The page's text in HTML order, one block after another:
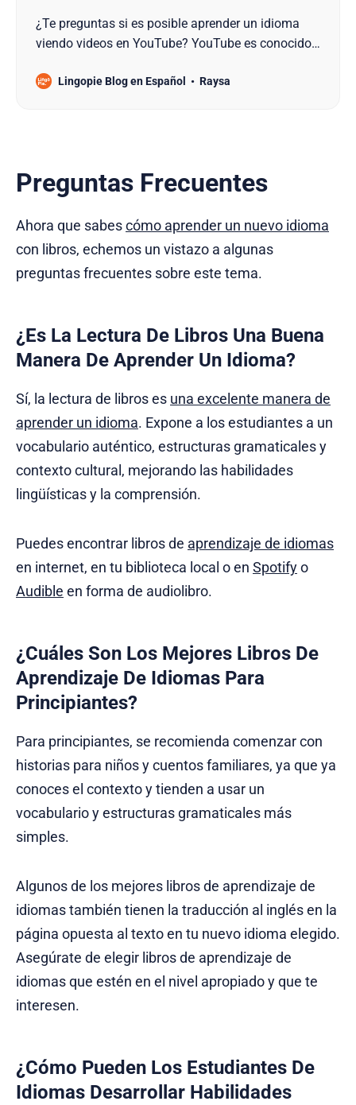
¿Te preguntas si es posible aprender un idioma
viendo videos en YouTube? YouTube es conocido
hacerlo” y sus videos sobre casi cualquier cosa.
Lingopie Blog en Español Raysa
Preguntas Frecuentes
Ahora que sabescómo aprender un nuevo idioma
con libros, echemos un vistazo a algunas
preguntas frecuentes sobre este tema.
¿Es La Lectura De Libros Una Buena
Manera De Aprender Un Idioma?
Sí, la lectura de libros es una excelente manera de
aprender un idioma. Expone a los estudiantes a un
vocabulario auténtico, estructuras gramaticales y
contexto cultural, mejorando las habilidades
lingüísticas y la comprensión.
Puedes encontrar libros de aprendizaje de idiomas
en internet, en tu biblioteca local o en Spotifyo
Audible en forma de audiolibro.
¿Cuáles Son Los Mejores Libros De
Aprendizaje De Idiomas Para
Principiantes?
Para principiantes, se recomienda comenzar con
historias para niños y cuentos familiares, ya que ya
conoces el contexto y tienden a usar un
vocabulario y estructuras gramaticales más
simples.
Algunos de los mejores libros de aprendizaje de
idiomas también tienen la traducción al inglés en la
página opuesta al texto en tu nuevo idioma elegido.
Asegúrate de elegir libros de aprendizaje de
idiomas que estén en el nivel apropiado y que te
interesen.
¿Cómo Pueden Los Estudiantes De
Idiomas Desarrollar Habilidades